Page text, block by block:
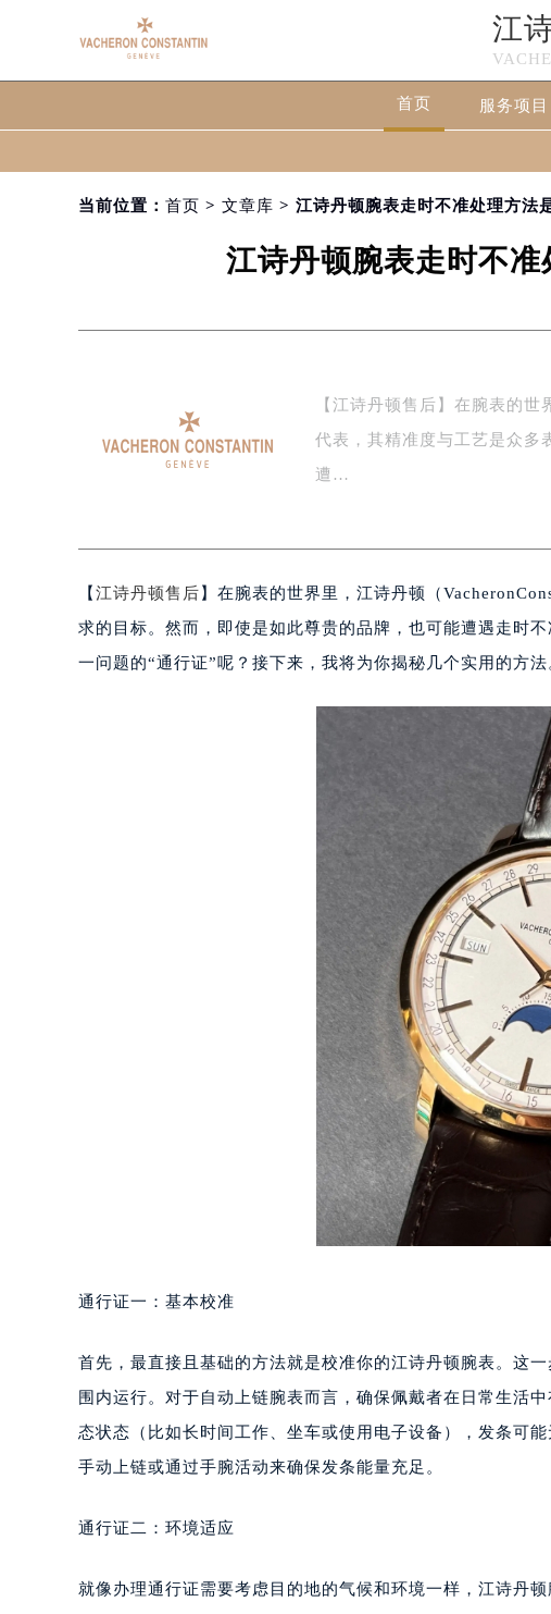
江
首页 服务项目
当前位置： 首页 > 文章库 > 江诗丹顿腕表走时不准处理方法
江诗丹顿腕表走时不准
【江诗丹顿售后】在腕表的
代表，其精准度与工艺是众多
遭…
【 江诗丹顿售后 】在腕表的世界里，江诗丹顿（
求的目标。然而，即使是如此尊贵的品牌，也可能遭遇走时
一问题的“通行证”呢？接下来，我将为你揭秘几个实用的方法
通行证一：基本校准
首先，最直接且基础的方法就是校准你的江诗丹顿腕表。
围内运行。对于自动上链腕表而言，确保佩戴者在日常生活
态状态（比如长时间工作、坐车或使用电子设备），发条可
手动上链或通过手腕活动来确保发条能量充足。
通行证二：环境适应
就像办理通行证需要考虑目的地的气候和环境一样，江诗丹